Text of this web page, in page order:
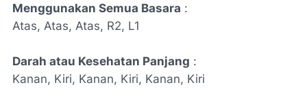
Menggunakan Semua Basara :
Atas, Atas, Atas, R2, L1
Darah atau Kesehatan Panjang :
Kanan, Kiri, Kanan, Kiri, Kanan, Kiri